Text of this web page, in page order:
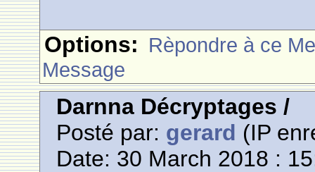
Options: Rèpondre à ce
Message
Darnna Décryptages /
Posté par: gerard (IP
Date: 30 March 2018 :